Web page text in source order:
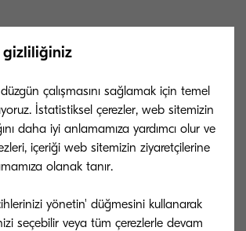
alanını hazırlamak için alınması
önlemler.
düzeni.
sosyal mesafeyi sağlamak.
gizliliğiniz
çalışmasını sağlamak için temel
İstatistiksel çerezler, web sitemizin
daha iyi anlamamıza yardımcı olur ve
içeriği web sitemizin ziyaretçilerine
olanak tanır.
yönetin' düğmesini kullanarak
seçebilir veya tüm çerezlerle devam